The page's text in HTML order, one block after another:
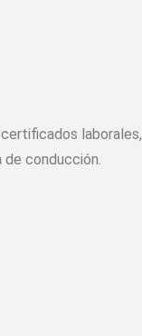
laborales,
conducción.